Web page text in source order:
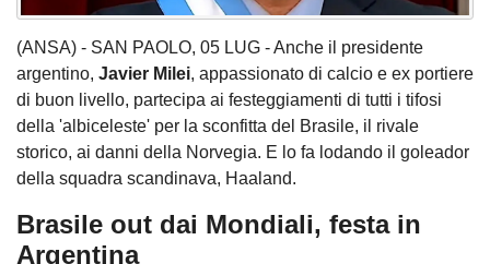
(ANSA) - SAN PAOLO, 05 LUG - Anche il presidente
argentino, Javier Milei, appassionato di calcio e ex portiere
di buon livello, partecipa ai festeggiamenti di tutti i tifosi
della 'albiceleste' per la sconfitta del Brasile, il rivale
storico, ai danni della Norvegia. E lo fa lodando il goleador
della squadra scandinava, Haaland.
Brasile out dai Mondiali, festa in
Argentina